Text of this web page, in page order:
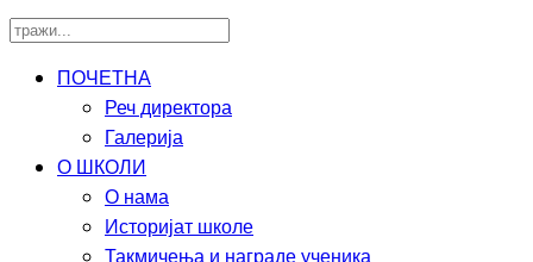
ПОЧЕТНА
Реч директора
Галерија
О ШКОЛИ
О нама
Историјат школе